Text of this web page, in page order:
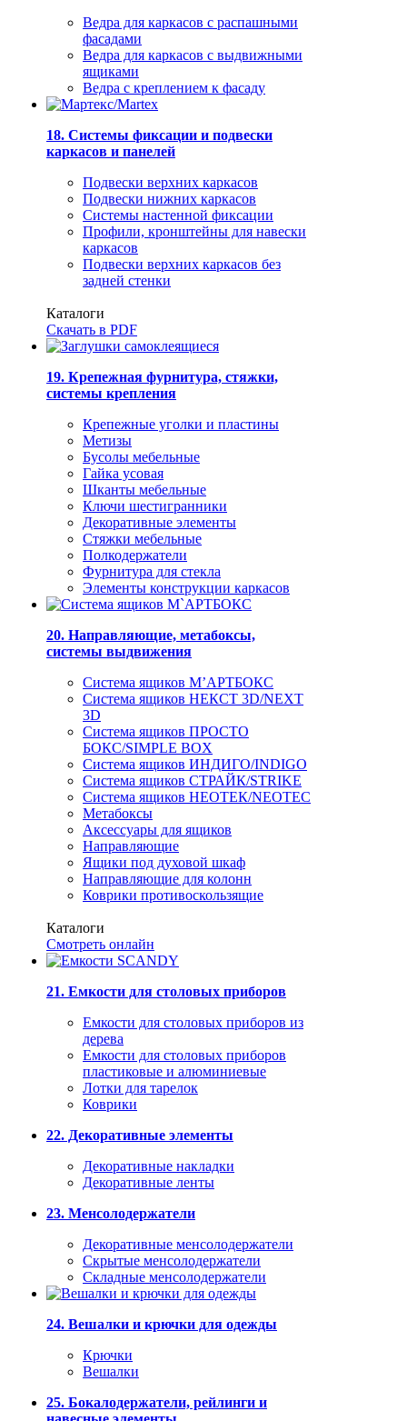
Ведра для каркасов с распашными
фасадами
Ведра для каркасов с выдвижными
ящиками
Ведра с креплением к фасаду
18. Системы фиксации и подвески
каркасов и панелей
Подвески верхних каркасов
Подвески нижних каркасов
Системы настенной фиксации
Профили, кронштейны для навески
каркасов
Подвески верхних каркасов без
задней стенки
Каталоги
Скачать в PDF
19. Крепежная фурнитура, стяжки,
системы крепления
Крепежные уголки и пластины
Метизы
Бусолы мебельные
Гайка усовая
Шканты мебельные
Ключи шестигранники
Декоративные элементы
Стяжки мебельные
Полкодержатели
Фурнитура для стекла
Элементы конструкции каркасов
20. Направляющие, метабоксы,
системы выдвижения
Система ящиков М’АРТБОКС
Система ящиков НЕКСТ 3D/NEXT
3D
Система ящиков ПРОСТО
БОКС/SIMPLE BOX
Система ящиков ИНДИГО/INDIGO
Система ящиков СТРАЙК/STRIKE
Система ящиков НЕОТЕК/NEOTEC
Метабоксы
Аксессуары для ящиков
Направляющие
Ящики под духовой шкаф
Направляющие для колонн
Коврики противоскользящие
Каталоги
Смотреть онлайн
21. Емкости для столовых приборов
Емкости для столовых приборов из
дерева
Емкости для столовых приборов
пластиковые и алюминиевые
Лотки для тарелок
Коврики
22. Декоративные элементы
Декоративные накладки
Декоративные ленты
23. Менсолодержатели
Декоративные менсолодержатели
Скрытые менсолодержатели
Складные менсолодержатели
24. Вешалки и крючки для одежды
Крючки
Вешалки
25. Бокалодержатели, рейлинги и